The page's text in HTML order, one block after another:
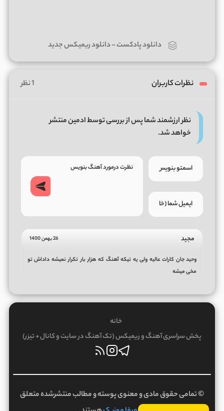
دانلود پادکست-دانلود ریمیکس جدید
نظرات کاربران 1 نظر
نظر ارزشمند شما پس از بررسی توسط ادمین منتشر
خواهد شد.
مجید 26 بهمن 1400
وحید جان کارات عالیه ولی یه تیکه آهنگ که هزار بار تکرار نمیشه داداش تو
مخی میشه
خانه
پخش سراسری آهنگ و ریمیکس (تک آهنگ در سایت و کانال + تیزر)
© تمامی حقوق مادی و معنوی پوسته و مطالب منتشرشده متعلق